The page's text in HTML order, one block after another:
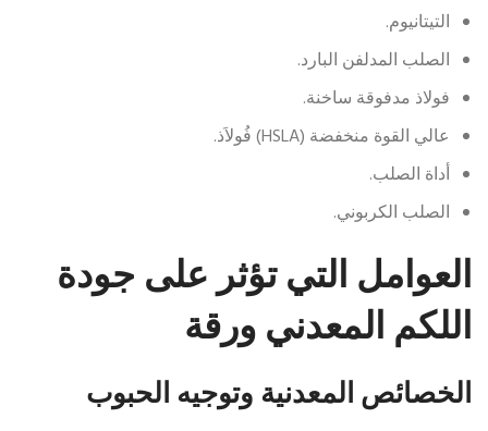
التيتانيوم.
الصلب المدلفن البارد.
فولاذ مدفوقة ساخنة.
عالي القوة منخفضة (HSLA) فُولاَذ.
أداة الصلب.
الصلب الكربوني.
العوامل التي تؤثر على جودة
اللكم المعدني ورقة
الخصائص المعدنية وتوجيه الحبوب